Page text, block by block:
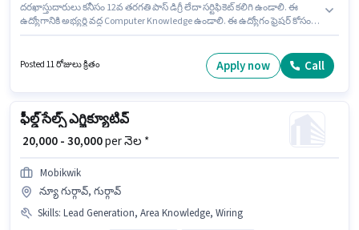
దరఖాస్తుదారులు కనీసం 12వ తరగతి పాస్ డిగ్రీ లేదా సర్టిఫికెట్ కలిగి ఉండాలి. ఈ
ఉద్యోగానికి అభ్యర్థి వద్ద Computer Knowledge ఉండాలి. ఈ ఉద్యోగం ఫ్రెషర్ కోసం,
రిసెప్షనిస్ట్ గా చేరండి.
Posted 11 రోజులు క్రితం Apply now Call
ఫీల్డ్ సేల్స్ ఎగ్జిక్యూటివ్
₹ 20,000 - 30,000per నెల *
Mobikwik
న్యూ గుర్గావ్, గుర్గావ్
Skills: Lead Generation, Area Knowledge, Wiring